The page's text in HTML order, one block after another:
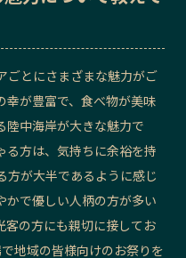
ごとにさまざまな魅力がご
幸が豊富で、食べ物が美味
陸中海岸が大きな魅力で
る方は、気持ちに余裕を持
方が大半であるように感じ
かで優しい人柄の方が多い
客の方にも親切に接してお
地域の皆様向けのお祭りを